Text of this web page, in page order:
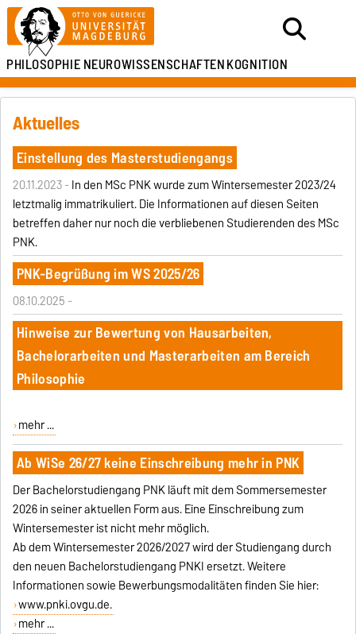
PHILOSOPHIENEUROWISSENSCHAFTENKOGNITION
Aktuelles
Einstellung des Masterstudiengangs
20.11.2023 -In den MSc PNK wurde zum Wintersemester 2023/24
letztmalig immatrikuliert. Die Informationen auf diesen Seiten
betreffen daher nur noch die verbliebenen Studierenden des MSc
PNK.
PNK-Begrüßung im WS 2025/26
08.10.2025 -
Hinweise zur Bewertung von Hausarbeiten,
Bachelorarbeiten und Masterarbeiten am Bereich
Philosophie
mehr ...
Ab WiSe 26/27 keine Einschreibung mehr in PNK
Der Bachelorstudiengang PNK läuft mit dem Sommersemester
2026 in seiner aktuellen Form aus. Eine Einschreibung zum
Wintersemester ist nicht mehr möglich.
Ab dem Wintersemester 2026/2027 wird der Studiengang durch
den neuen Bachelorstudiengang PNKI ersetzt. Weitere
Informationen sowie Bewerbungsmodalitäten finden Sie hier:
www.pnki.ovgu.de.
mehr ...